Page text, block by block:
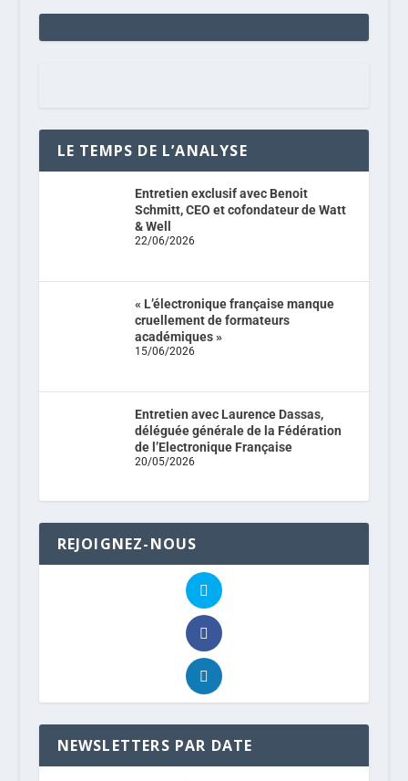
LE TEMPS DE L’ANALYSE
Entretien exclusif avec Benoit
Schmitt, CEO et cofondateur de Watt
& Well
22/06/2026
« L’électronique française manque
cruellement de formateurs
académiques »
15/06/2026
Entretien avec Laurence Dassas,
déléguée générale de la Fédération
de l’Electronique Française
20/05/2026
REJOIGNEZ-NOUS
NEWSLETTERS PAR DATE